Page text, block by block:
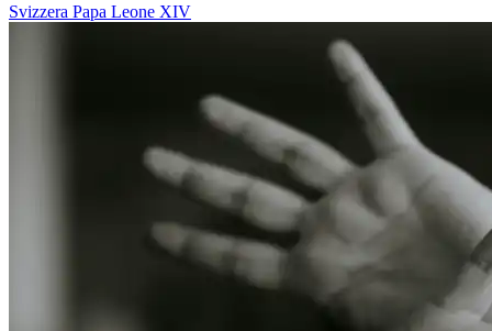
Svizzera Papa Leone XIV